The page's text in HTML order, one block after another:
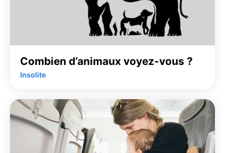
Combien d’animaux voyez-vous ?
Insolite